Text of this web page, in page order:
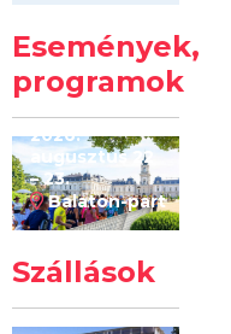
Események,
programok
Kilóméterek
2026
2026.
augusztus 22
– 23.
Balaton-part
Szállások